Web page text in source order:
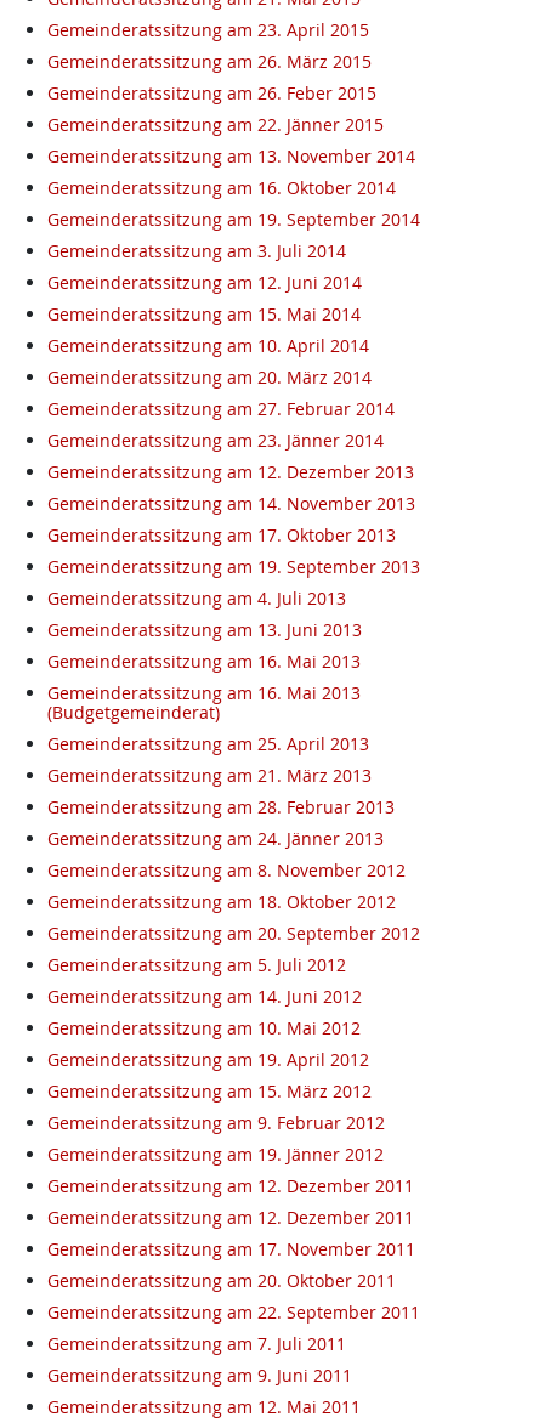
Gemeinderatssitzung am 23. April 2015
Gemeinderatssitzung am 26. März 2015
Gemeinderatssitzung am 26. Feber 2015
Gemeinderatssitzung am 22. Jänner 2015
Gemeinderatssitzung am 13. November 2014
Gemeinderatssitzung am 16. Oktober 2014
Gemeinderatssitzung am 19. September 2014
Gemeinderatssitzung am 3. Juli 2014
Gemeinderatssitzung am 12. Juni 2014
Gemeinderatssitzung am 15. Mai 2014
Gemeinderatssitzung am 10. April 2014
Gemeinderatssitzung am 20. März 2014
Gemeinderatssitzung am 27. Februar 2014
Gemeinderatssitzung am 23. Jänner 2014
Gemeinderatssitzung am 12. Dezember 2013
Gemeinderatssitzung am 14. November 2013
Gemeinderatssitzung am 17. Oktober 2013
Gemeinderatssitzung am 19. September 2013
Gemeinderatssitzung am 4. Juli 2013
Gemeinderatssitzung am 13. Juni 2013
Gemeinderatssitzung am 16. Mai 2013
Gemeinderatssitzung am 16. Mai 2013
(Budgetgemeinderat)
Gemeinderatssitzung am 25. April 2013
Gemeinderatssitzung am 21. März 2013
Gemeinderatssitzung am 28. Februar 2013
Gemeinderatssitzung am 24. Jänner 2013
Gemeinderatssitzung am 8. November 2012
Gemeinderatssitzung am 18. Oktober 2012
Gemeinderatssitzung am 20. September 2012
Gemeinderatssitzung am 5. Juli 2012
Gemeinderatssitzung am 14. Juni 2012
Gemeinderatssitzung am 10. Mai 2012
Gemeinderatssitzung am 19. April 2012
Gemeinderatssitzung am 15. März 2012
Gemeinderatssitzung am 9. Februar 2012
Gemeinderatssitzung am 19. Jänner 2012
Gemeinderatssitzung am 12. Dezember 2011
Gemeinderatssitzung am 12. Dezember 2011
Gemeinderatssitzung am 17. November 2011
Gemeinderatssitzung am 20. Oktober 2011
Gemeinderatssitzung am 22. September 2011
Gemeinderatssitzung am 7. Juli 2011
Gemeinderatssitzung am 9. Juni 2011
Gemeinderatssitzung am 12. Mai 2011